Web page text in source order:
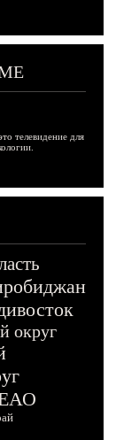
телевидение для
округ